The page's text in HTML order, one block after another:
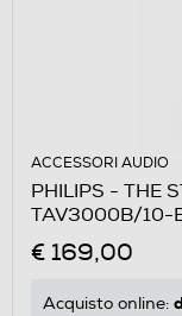
ACCESSORI AUDIO
PHILIPS - THE
TAV3000B/10-
€ 169,00
Acquisto online: